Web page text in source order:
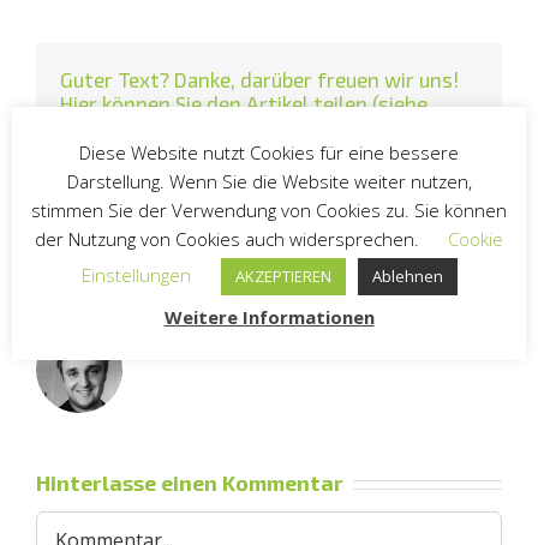
Guter Text? Danke, darüber freuen wir uns!
Hier können Sie den Artikel teilen (siehe
Facebook
TwitterLinkedIn
E-
Mail
Andreas Riethmüller
Hinterlasse einen Kommentar
Kommentar
Diese Website nutzt Cookies für eine bessere
Darstellung. Wenn Sie die Website weiter nutzen,
stimmen Sie der Verwendung von Cookies zu. Sie können
der Nutzung von Cookies auch widersprechen.
Cookie
Einstellungen
AKZEPTIEREN Ablehnen
Weitere Informationen